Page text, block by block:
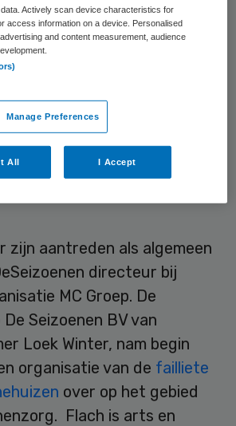
opgezet, waarbij
‘zichzelf
en voor ondersteunende
center, toepasselijk
Shared Services”, zegt
zijn aantreden als algemeen
directeur bij
MC Groep. De
Seizoenen BV van
Loek Winter, nam begin
organisatie van de failliete
over op het gebied
Flach is arts en
Actively scan device characteristics for
access information on a device. Personalised
and content measurement, audience
Manage Preferences
All I Accept